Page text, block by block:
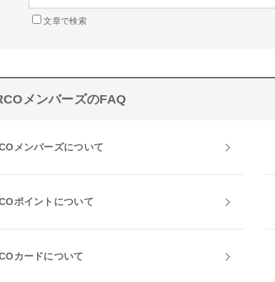
文章で検索
メンバーズのFAQ
メンバーズについて
ポイントについて
カードについて